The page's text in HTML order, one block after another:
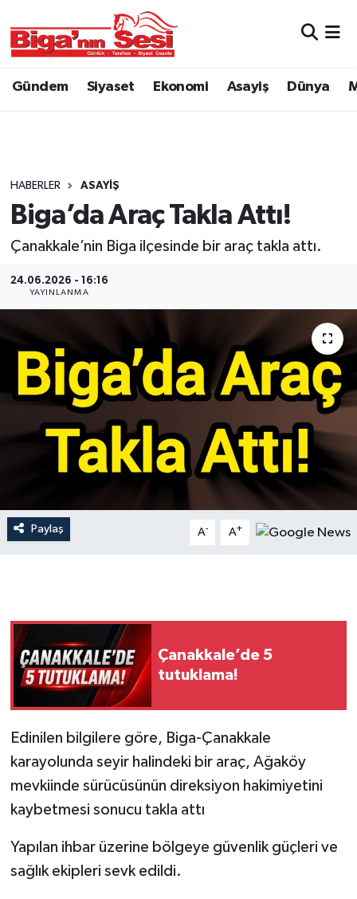
Gündem Siyaset Ekonomi Asayiş Dünya
HABERLER ASAYIŞ
Biga’da Araç Takla Attı!
Çanakkale’nin Biga ilçesinde bir araç takla attı.
24.06.2026 - 16:16
YAYINLANMA
Paylaş A- A+
Çanakkale’de 5
tutuklama!
Edinilen bilgilere göre, Biga-Çanakkale
karayolunda seyir halindeki bir araç, Ağaköy
mevkiinde sürücüsünün direksiyon hakimiyetini
kaybetmesi sonucu takla attı
Yapılan ihbar üzerine bölgeye güvenlik güçleri ve
sağlık ekipleri sevk edildi.
Asayiş
Belediye
Dünya
Genel
Gündem
Hava Durumu
Kültür Sanat
Resmî ilanlar
Sağlık
Spor
Teknoloji
Çanakkale Hava Durumu
Tüm Manşetler
Son Dakika Haberleri